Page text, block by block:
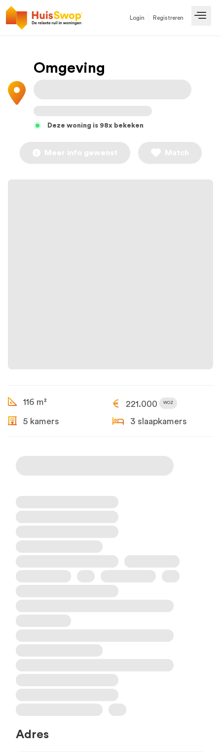
Login Registreren
Omgeving
Deze woning is 98x bekeken
Meer info gewenst Match
116 m² 221.000 WOZ
5 kamers 3 slaapkamers
Adres